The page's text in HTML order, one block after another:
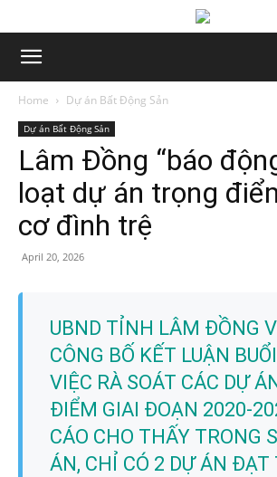
Home Dự án Bất Động Sản
Dự án Bất Động Sản
Lâm Đồng “báo
loạt dự án trọng
cơ đình trệ
April 20, 2026
UBND TỈNH LÂM ĐỒNG
CÔNG BỐ KẾT LUẬN
VIỆC RÀ SOÁT CÁC DỰ
ĐIỂM GIAI ĐOẠN 2020-
CÁO CHO THẤY TRONG
ÁN, CHỈ CÓ 2 DỰ ÁN ĐẠT